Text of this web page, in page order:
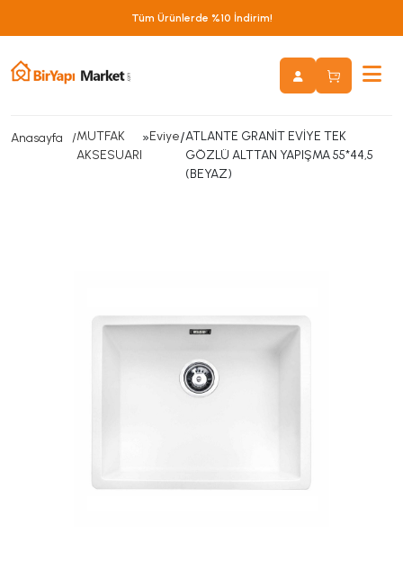
Tüm Ürünlerde %10 İndirim!
Anasayfa
MUTFAK
AKSESUARI
»Eviye/ATLANTE GRANİT EVİYE TEK
GÖZLÜ ALTTAN YAPIŞMA 55*44,5
(BEYAZ)